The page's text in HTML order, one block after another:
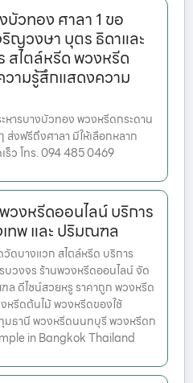
วทอง ศาลา 1 ขอ
ญวงษา บุตร ธิดาและ
สไตล์หรีด พวงหรีด
ามรู้สึกแสดงความ
ารบางบัวทอง พวงหรีดกระดาน
งฟรีถึงศาลา มีให้เลือกหลาก
ว โทร. 094 485 0469
งหรีดออนไลน์ บริการ
ทพ และ ปริมณฑล
บางแวก สไตล์หรีด บริการ
วงจร ร้านพวงหรีดออนไลน์ จัด
ล ดีไซน์สวยหรู ราคาถูก พวงหรีด
รีดต้นไม้ พวงหรีดของใช้
มธานี พวงหรีดนนทบุรี พวงหรีดก
in Bangkok Thailand